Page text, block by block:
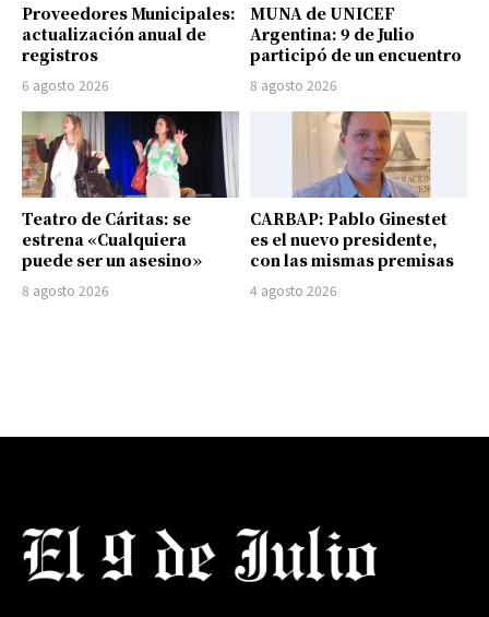
Proveedores Municipales:
actualización anual de
registros
6 agosto 2026
MUNA de UNICEF
Argentina: 9 de Julio
participó de un encuentro
8 agosto 2026
Teatro de Cáritas: se
estrena «Cualquiera
puede ser un asesino»
8 agosto 2026
CARBAP: Pablo Ginestet
es el nuevo presidente,
con las mismas premisas
4 agosto 2026